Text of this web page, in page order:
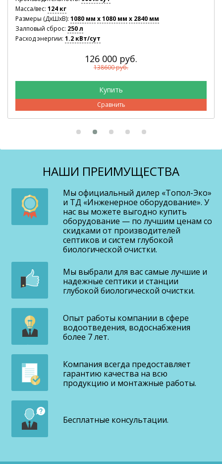
Масса/вес: 124 кг
Размеры (ДхШхВ): 1080 мм x 1080 мм x 2840 мм
Залповый сброс: 250 л
Расход энергии: 1.2 кВт/сут
126 000 руб.
138600 руб.
Сравнить
НАШИ ПРЕИМУЩЕСТВА
Мы официальный дилер «Топол-Эко»
и ТД «Инженерное оборудование». У
нас вы можете выгодно купить
оборудование — по лучшим ценам со
скидками от производителей
септиков и систем глубокой
биологической очистки.
Мы выбрали для вас самые лучшие и
надежные септики и станции
глубокой биологической очистки.
Опыт работы компании в сфере
водоотведения, водоснабжения
более 7 лет.
Компания всегда предоставляет
гарантию качества на всю
продукцию и монтажные работы.
Бесплатные консультации.